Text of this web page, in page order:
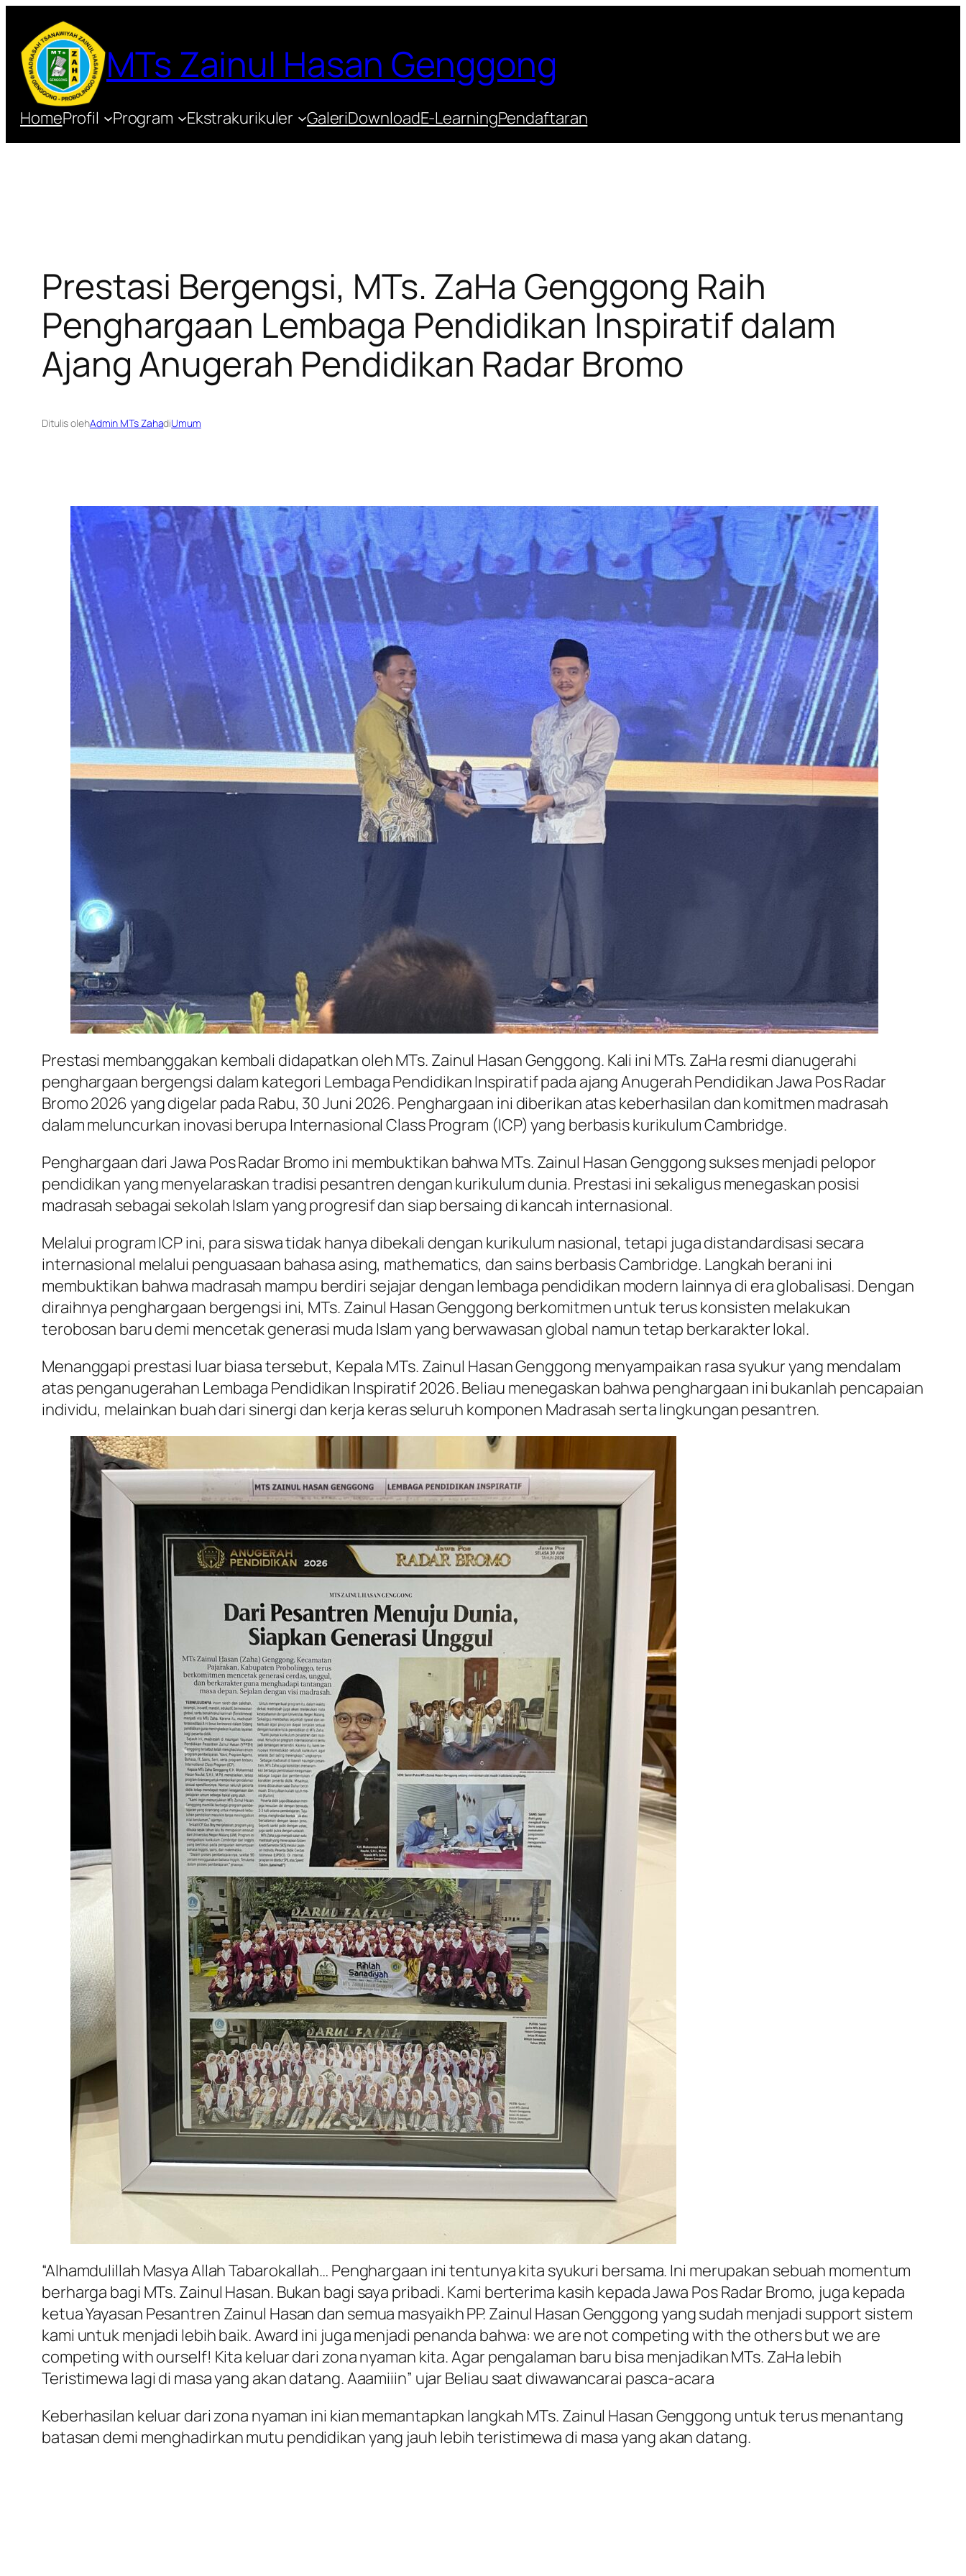
MTs Zainul Hasan Genggong
HomeProfil Program Ekstrakurikuler GaleriDownloadE-LearningPendaftaran
Prestasi Bergengsi, MTs. ZaHa Genggong Raih
Penghargaan Lembaga Pendidikan Inspiratif dalam
Ajang Anugerah Pendidikan Radar Bromo
Ditulis olehAdmin MTs ZahadiUmum
Prestasi membanggakan kembali didapatkan oleh MTs. Zainul Hasan Genggong. Kali ini MTs. ZaHa resmi dianugerahi
penghargaan bergengsi dalam kategori Lembaga Pendidikan Inspiratif pada ajang Anugerah Pendidikan Jawa Pos Radar
Bromo 2026 yang digelar pada Rabu, 30 Juni 2026. Penghargaan ini diberikan atas keberhasilan dan komitmen madrasah
dalam meluncurkan inovasi berupa Internasional Class Program (ICP) yang berbasis kurikulum Cambridge.
Penghargaan dari Jawa Pos Radar Bromo ini membuktikan bahwa MTs. Zainul Hasan Genggong sukses menjadi pelopor
pendidikan yang menyelaraskan tradisi pesantren dengan kurikulum dunia. Prestasi ini sekaligus menegaskan posisi
madrasah sebagai sekolah Islam yang progresif dan siap bersaing di kancah internasional.
Melalui program ICP ini, para siswa tidak hanya dibekali dengan kurikulum nasional, tetapi juga distandardisasi secara
internasional melalui penguasaan bahasa asing, mathematics, dan sains berbasis Cambridge. Langkah berani ini
membuktikan bahwa madrasah mampu berdiri sejajar dengan lembaga pendidikan modern lainnya di era globalisasi. Dengan
diraihnya penghargaan bergengsi ini, MTs. Zainul Hasan Genggong berkomitmen untuk terus konsisten melakukan
terobosan baru demi mencetak generasi muda Islam yang berwawasan global namun tetap berkarakter lokal.
Menanggapi prestasi luar biasa tersebut, Kepala MTs. Zainul Hasan Genggong menyampaikan rasa syukur yang mendalam
atas penganugerahan Lembaga Pendidikan Inspiratif 2026. Beliau menegaskan bahwa penghargaan ini bukanlah pencapaian
individu, melainkan buah dari sinergi dan kerja keras seluruh komponen Madrasah serta lingkungan pesantren.
“Alhamdulillah Masya Allah Tabarokallah… Penghargaan ini tentunya kita syukuri bersama. Ini merupakan sebuah momentum
berharga bagi MTs. Zainul Hasan. Bukan bagi saya pribadi. Kami berterima kasih kepada Jawa Pos Radar Bromo, juga kepada
ketua Yayasan Pesantren Zainul Hasan dan semua masyaikh PP. Zainul Hasan Genggong yang sudah menjadi support sistem
kami untuk menjadi lebih baik. Award ini juga menjadi penanda bahwa: we are not competing with the others but we are
competing with ourself! Kita keluar dari zona nyaman kita. Agar pengalaman baru bisa menjadikan MTs. ZaHa lebih
Teristimewa lagi di masa yang akan datang. Aaamiiin” ujar Beliau saat diwawancarai pasca-acara
Keberhasilan keluar dari zona nyaman ini kian memantapkan langkah MTs. Zainul Hasan Genggong untuk terus menantang
batasan demi menghadirkan mutu pendidikan yang jauh lebih teristimewa di masa yang akan datang.